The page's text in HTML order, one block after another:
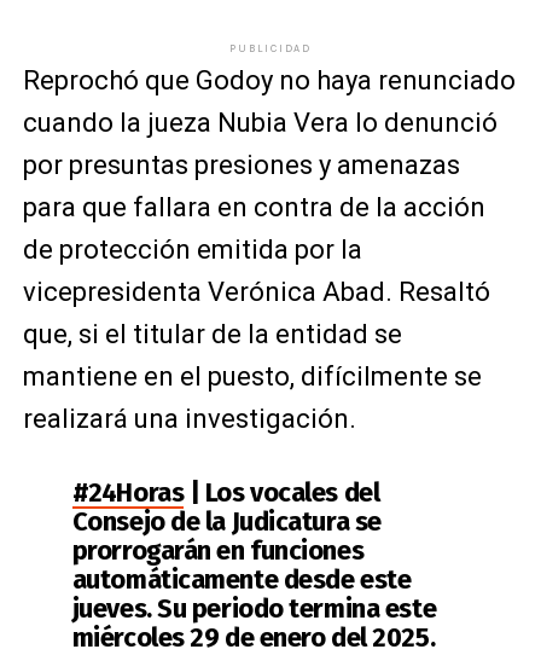
PUBLICIDAD
Reprochó que Godoy no haya renunciado
cuando la jueza Nubia Vera lo denunció
por presuntas presiones y amenazas
para que fallara en contra de la acción
de protección emitida por la
vicepresidenta Verónica Abad. Resaltó
que, si el titular de la entidad se
mantiene en el puesto, difícilmente se
realizará una investigación.
#24Horas| Los vocales del
Consejo de la Judicatura se
prorrogarán en funciones
automáticamente desde este
jueves. Su periodo termina este
miércoles 29 de enero del 2025.